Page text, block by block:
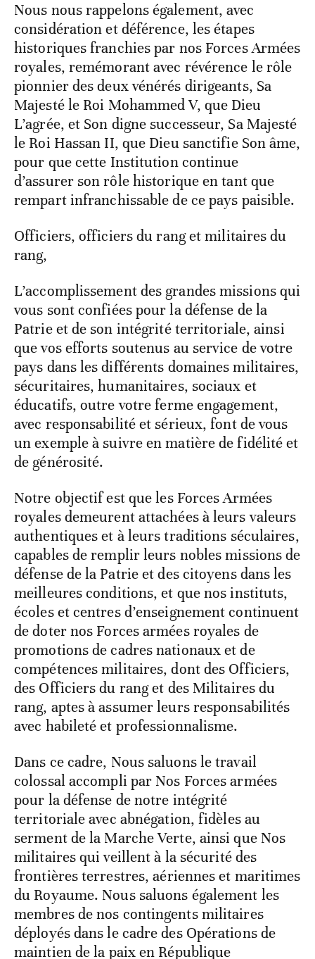
Nous nous rappelons également, avec
considération et déférence, les étapes
historiques franchies par nos Forces Armées
royales, remémorant avec révérence le rôle
pionnier des deux vénérés dirigeants, Sa
Majesté le Roi Mohammed V, que Dieu
L’agrée, et Son digne successeur, Sa Majesté
le Roi Hassan II, que Dieu sanctifie Son âme,
pour que cette Institution continue
d’assurer son rôle historique en tant que
rempart infranchissable de ce pays paisible.
Officiers, officiers du rang et militaires du
rang,
L’accomplissement des grandes missions qui
vous sont confiées pour la défense de la
Patrie et de son intégrité territoriale, ainsi
que vos efforts soutenus au service de votre
pays dans les différents domaines militaires,
sécuritaires, humanitaires, sociaux et
éducatifs, outre votre ferme engagement,
avec responsabilité et sérieux, font de vous
un exemple à suivre en matière de fidélité et
de générosité.
Notre objectif est que les Forces Armées
royales demeurent attachées à leurs valeurs
authentiques et à leurs traditions séculaires,
capables de remplir leurs nobles missions de
défense de la Patrie et des citoyens dans les
meilleures conditions, et que nos instituts,
écoles et centres d’enseignement continuent
de doter nos Forces armées royales de
promotions de cadres nationaux et de
compétences militaires, dont des Officiers,
des Officiers du rang et des Militaires du
rang, aptes à assumer leurs responsabilités
avec habileté et professionnalisme.
Dans ce cadre, Nous saluons le travail
colossal accompli par Nos Forces armées
pour la défense de notre intégrité
territoriale avec abnégation, fidèles au
serment de la Marche Verte, ainsi que Nos
militaires qui veillent à la sécurité des
frontières terrestres, aériennes et maritimes
du Royaume. Nous saluons également les
membres de nos contingents militaires
déployés dans le cadre des Opérations de
maintien de la paix en République